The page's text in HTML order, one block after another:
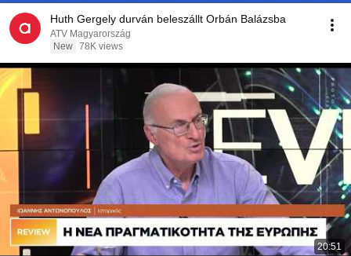
Huth Gergely durván beleszállt Orbán Balázsba
ATV Magyarország
New 78K views
20:51